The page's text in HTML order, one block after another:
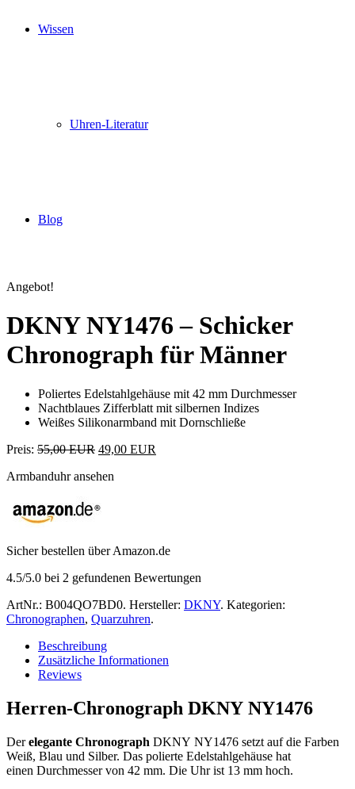
Wissen
Uhren-Literatur
Blog
Angebot!
DKNY NY1476 – Schicker
Chronograph für Männer
Poliertes Edelstahlgehäuse mit 42 mm Durchmesser
Nachtblaues Zifferblatt mit silbernen Indizes
Weißes Silikonarmband mit Dornschließe
Preis: 55,00 EUR 49,00 EUR
Armbanduhr ansehen
Sicher bestellen über Amazon.de
4.5/5.0 bei 2 gefundenen Bewertungen
ArtNr.: B004QO7BD0. Hersteller: DKNY. Kategorien:
Chronographen, Quarzuhren.
Beschreibung
Zusätzliche Informationen
Reviews
Herren-Chronograph DKNY NY1476
Derelegante Chronograph DKNY NY1476 setzt auf die Farben
Weiß, Blau und Silber. Das polierte Edelstahlgehäuse hat
einen Durchmesser von 42 mm. Die Uhr ist 13 mm hoch.